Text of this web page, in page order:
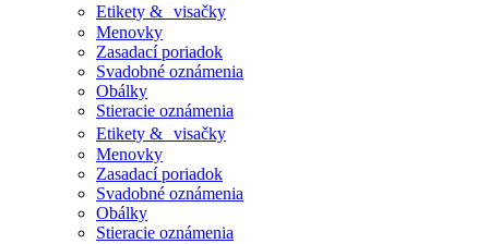
Etikety & visačky
Menovky
Zasadací poriadok
Svadobné oznámenia
Obálky
Stieracie oznámenia
Etikety & visačky
Menovky
Zasadací poriadok
Svadobné oznámenia
Obálky
Stieracie oznámenia